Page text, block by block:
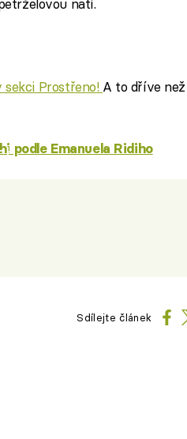
natí.
sekci Prostřeno! A to dříve než
podle Emanuela Ridiho
Sdílejte článek